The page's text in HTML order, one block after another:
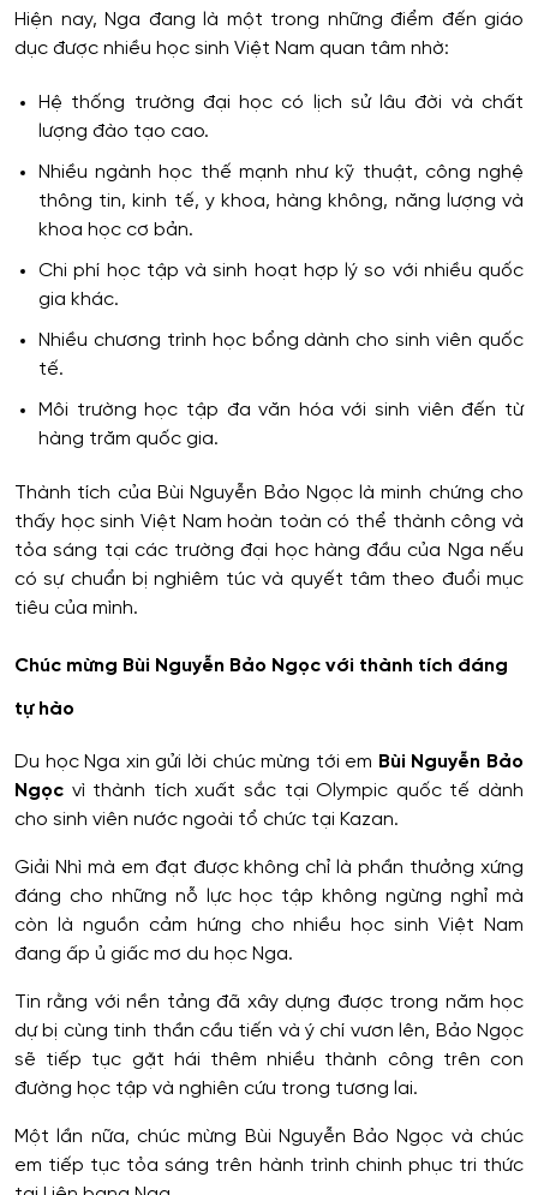
Hiện nay, Nga đang là một trong những điểm đến giáo
dục được nhiều học sinh Việt Nam quan tâm nhờ:
Hệ thống trường đại học có lịch sử lâu đời và chất
lượng đào tạo cao.
Nhiều ngành học thế mạnh như kỹ thuật, công nghệ
thông tin, kinh tế, y khoa, hàng không, năng lượng và
khoa học cơ bản.
Chi phí học tập và sinh hoạt hợp lý so với nhiều quốc
gia khác.
Nhiều chương trình học bổng dành cho sinh viên quốc
tế.
Môi trường học tập đa văn hóa với sinh viên đến từ
hàng trăm quốc gia.
Thành tích của Bùi Nguyễn Bảo Ngọc là minh chứng cho
thấy học sinh Việt Nam hoàn toàn có thể thành công và
tỏa sáng tại các trường đại học hàng đầu của Nga nếu
có sự chuẩn bị nghiêm túc và quyết tâm theo đuổi mục
tiêu của mình.
Chúc mừng Bùi Nguyễn Bảo Ngọc với thành tích đáng
tự hào
Du học Nga xin gửi lời chúc mừng tới em Bùi Nguyễn Bảo
Ngọc vì thành tích xuất sắc tại Olympic quốc tế dành
cho sinh viên nước ngoài tổ chức tại Kazan.
Giải Nhì mà em đạt được không chỉ là phần thưởng xứng
đáng cho những nỗ lực học tập không ngừng nghỉ mà
còn là nguồn cảm hứng cho nhiều học sinh Việt Nam
đang ấp ủ giấc mơ du học Nga.
Tin rằng với nền tảng đã xây dựng được trong năm học
dự bị cùng tinh thần cầu tiến và ý chí vươn lên, Bảo Ngọc
sẽ tiếp tục gặt hái thêm nhiều thành công trên con
đường học tập và nghiên cứu trong tương lai.
Một lần nữa, chúc mừng Bùi Nguyễn Bảo Ngọc và chúc
em tiếp tục tỏa sáng trên hành trình chinh phục tri thức